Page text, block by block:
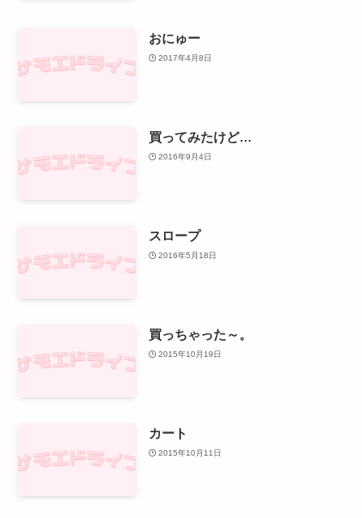
おにゅー
2017年4月8日
買ってみたけど…
2016年9月4日
スロープ
2016年5月18日
買っちゃった～。
2015年10月19日
カート
2015年10月11日